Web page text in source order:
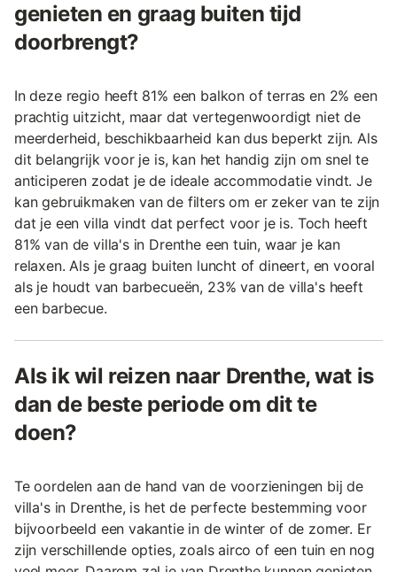
genieten en graag buiten tijd
doorbrengt?
In deze regio heeft 81% een balkon of terras en 2% een
prachtig uitzicht, maar dat vertegenwoordigt niet de
meerderheid, beschikbaarheid kan dus beperkt zijn. Als
dit belangrijk voor je is, kan het handig zijn om snel te
anticiperen zodat je de ideale accommodatie vindt. Je
kan gebruikmaken van de filters om er zeker van te zijn
dat je een villa vindt dat perfect voor je is. Toch heeft
81% van de villa's in Drenthe een tuin, waar je kan
relaxen. Als je graag buiten luncht of dineert, en vooral
als je houdt van barbecueën, 23% van de villa's heeft
een barbecue.
Als ik wil reizen naar Drenthe, wat is
dan de beste periode om dit te
doen?
Te oordelen aan de hand van de voorzieningen bij de
villa's in Drenthe, is het de perfecte bestemming voor
bijvoorbeeld een vakantie in de winter of de zomer. Er
zijn verschillende opties, zoals airco of een tuin en nog